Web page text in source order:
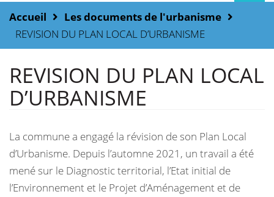
Accueil
Les documents de l'urbanisme
REVISION DU PLAN LOCAL D’URBANISME
REVISION DU PLAN LOCAL
D’URBANISME
La commune a engagé la révision de son Plan Local
d’Urbanisme. Depuis l’automne 2021, un travail a été
mené sur le Diagnostic territorial, l’Etat initial de
l’Environnement et le Projet d’Aménagement et de